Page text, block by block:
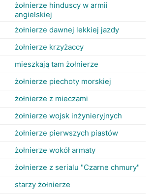
żołnierze hinduscy w armii
angielskiej
żołnierze dawnej lekkiej jazdy
żołnierze krzyżaccy
mieszkają tam żołnierze
żołnierze piechoty morskiej
żołnierze z mieczami
żołnierze wojsk inżynieryjnych
żołnierze pierwszych piastów
żołnierze wokół armaty
żołnierze z serialu "Czarne chmury"
starzy żołnierze